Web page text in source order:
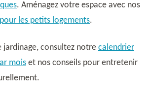
. Aménagez votre espace avec nos
les petits logements.
jardinage, consultez notre calendrier
mois et nos conseils pour entretenir